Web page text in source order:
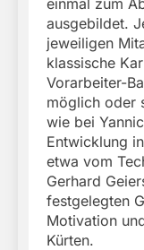
ausgebildet.
jeweiligen
klassische
Vorarbeiter-
möglich oder
wie bei
Entwicklung
etwa vom
Gerhard
festgelegten
Motivation
Kürten.